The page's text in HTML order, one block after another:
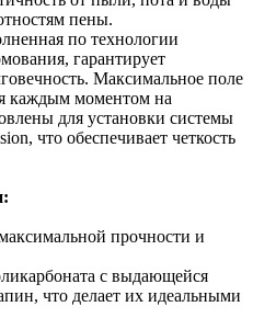
пены.
по технологии
гарантирует
Максимальное поле
каждым моментом на
для установки системы
что обеспечивает четкость
прочности и
с выдающейся
что делает их идеальными